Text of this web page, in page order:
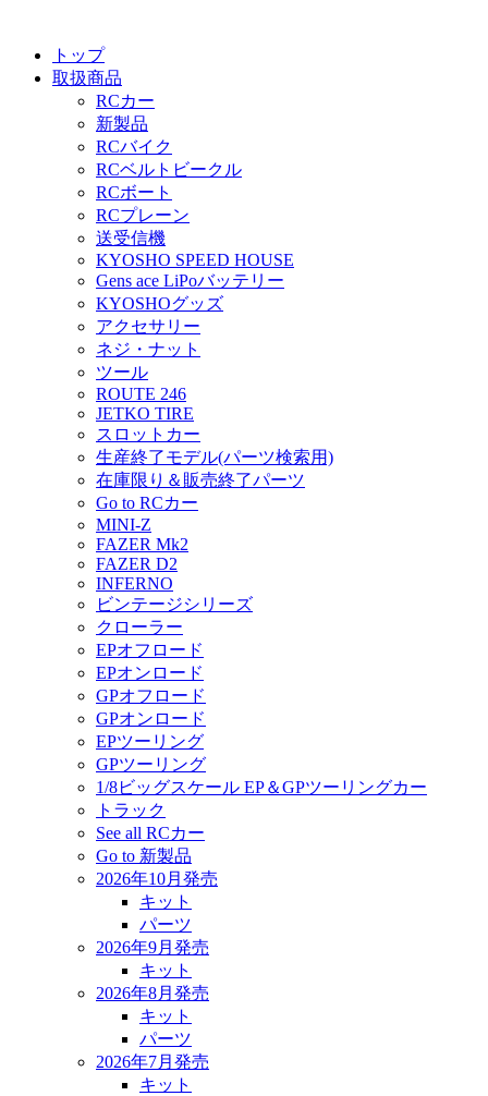
トップ
取扱商品
RCカー
新製品
RCバイク
RCベルトビークル
RCボート
RCプレーン
送受信機
KYOSHO SPEED HOUSE
Gens ace LiPoバッテリー
KYOSHOグッズ
アクセサリー
ネジ・ナット
ツール
ROUTE 246
JETKO TIRE
スロットカー
生産終了モデル(パーツ検索用)
在庫限り＆販売終了パーツ
Go to RCカー
MINI-Z
FAZER Mk2
FAZER D2
INFERNO
ビンテージシリーズ
クローラー
EPオフロード
EPオンロード
GPオフロード
GPオンロード
EPツーリング
GPツーリング
1/8ビッグスケール EP＆GPツーリングカー
トラック
See all RCカー
Go to 新製品
2026年10月発売
キット
パーツ
2026年9月発売
キット
2026年8月発売
キット
パーツ
2026年7月発売
キット